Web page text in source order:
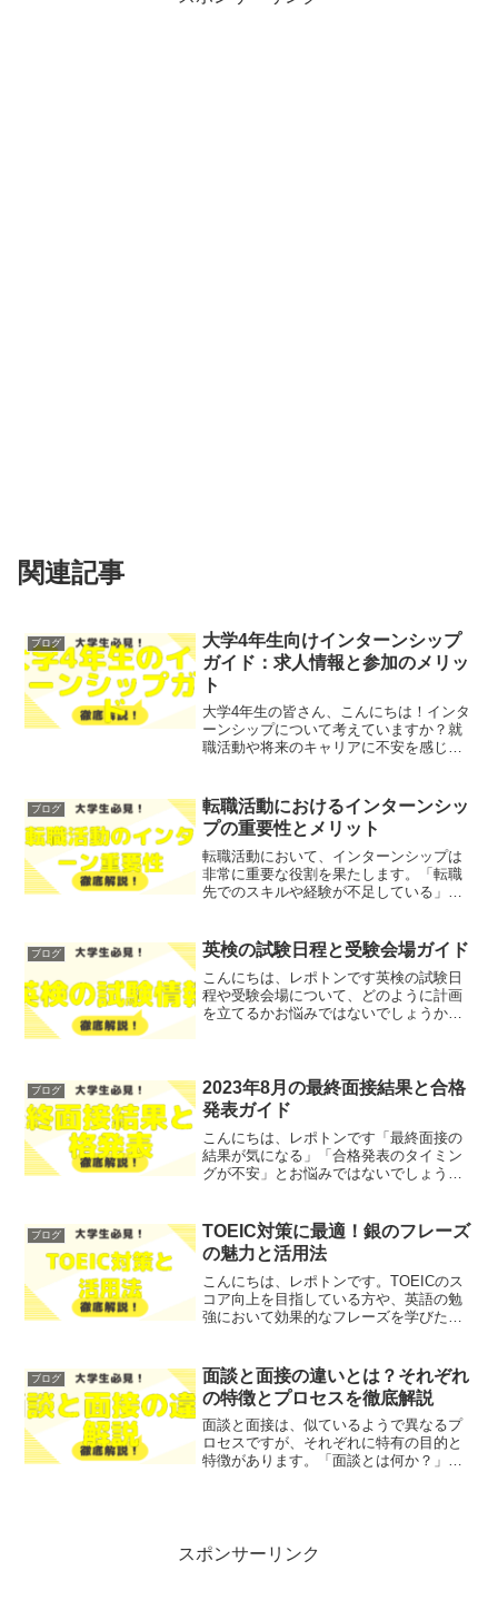
関連記事
ブログ
大学4年生向けインターンシップ
ガイド：求人情報と参加のメリッ
ト
大学4年生の皆さん、こんにちは！インタ
ーンシップについて考えていますか？就
職活動や将来のキャリアに不安を感じて
ーンシップの重要性や、求人情報、参加
するメリットについて...
ブログ
転職活動におけるインターンシッ
プの重要性とメリット
転職活動において、インターンシップは
非常に重要な役割を果たします。「転職
先でのスキルや経験が不足している」
でしょうか？そこで今回は、転職活動に
おけるインターンシップの重...
ブログ 英検の試験日程と受験会場ガイド
こんにちは、レポトンです英検の試験日
程や受験会場について、どのように計画
を立てるかお悩みではないでしょうか？
め！英検の受験を考えてい...
ブログ
2023年8月の最終面接結果と合格
発表ガイド
こんにちは、レポトンです「最終面接の
結果が気になる」「合格発表のタイミン
グが不安」とお悩みではないでしょう
解説します！レポトンこの記事は次のよ
うな人におすすめ！最...
ブログ
TOEIC対策に最適！銀のフレーズ
の魅力と活用法
こんにちは、レポトンです。TOEICのス
コア向上を目指している方や、英語の勉
強において効果的なフレーズを学びたい
の活用法について、徹底解説します！レ
ポトンこの記事は次の...
ブログ
面談と面接の違いとは？それぞれ
の特徴とプロセスを徹底解説
面談と面接は、似ているようで異なるプ
ロセスですが、それぞれに特有の目的と
特徴があります。「面談とは何か？」や
スポンサーリンク